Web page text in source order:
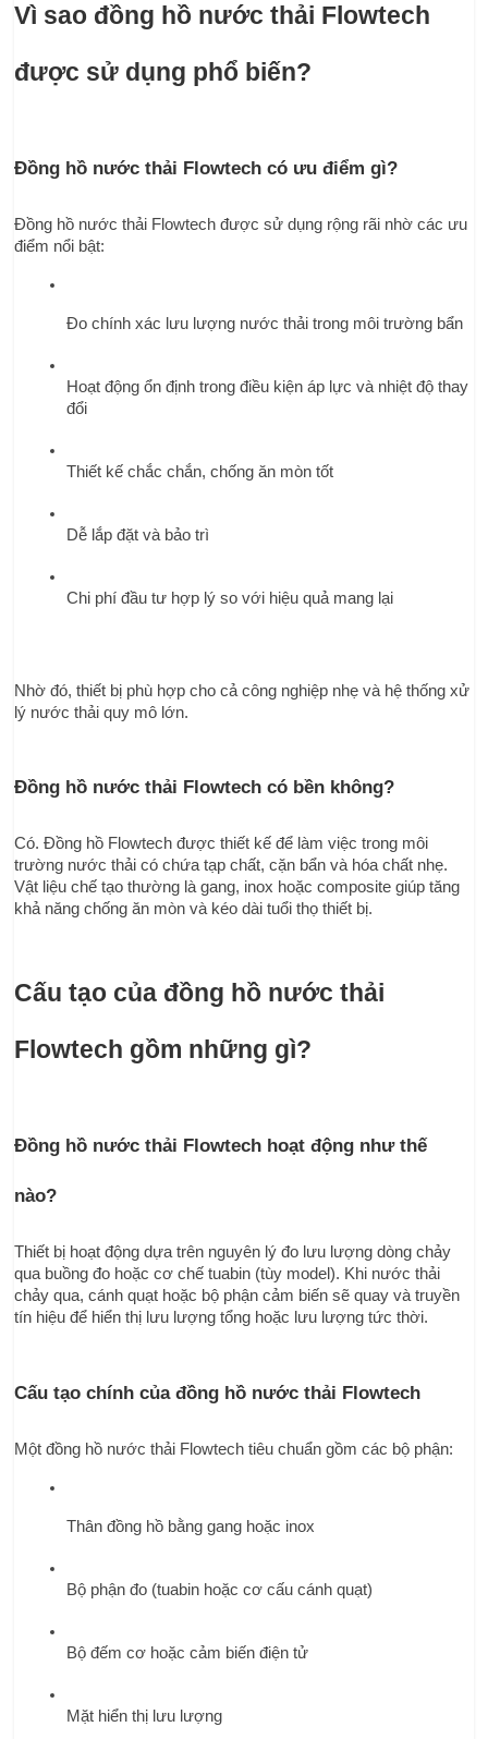
Vì sao đồng hồ nước thải Flowtech
được sử dụng phổ biến?
Đồng hồ nước thải Flowtech có ưu điểm gì?
Đồng hồ nước thải Flowtech được sử dụng rộng rãi nhờ các ưu
điểm nổi bật:
Đo chính xác lưu lượng nước thải trong môi trường bẩn
Hoạt động ổn định trong điều kiện áp lực và nhiệt độ thay
đổi
Thiết kế chắc chắn, chống ăn mòn tốt
Dễ lắp đặt và bảo trì
Chi phí đầu tư hợp lý so với hiệu quả mang lại
Nhờ đó, thiết bị phù hợp cho cả công nghiệp nhẹ và hệ thống xử
lý nước thải quy mô lớn.
Đồng hồ nước thải Flowtech có bền không?
Có. Đồng hồ Flowtech được thiết kế để làm việc trong môi
trường nước thải có chứa tạp chất, cặn bẩn và hóa chất nhẹ.
Vật liệu chế tạo thường là gang, inox hoặc composite giúp tăng
khả năng chống ăn mòn và kéo dài tuổi thọ thiết bị.
Cấu tạo của đồng hồ nước thải
Flowtech gồm những gì?
Đồng hồ nước thải Flowtech hoạt động như thế
nào?
Thiết bị hoạt động dựa trên nguyên lý đo lưu lượng dòng chảy
qua buồng đo hoặc cơ chế tuabin (tùy model). Khi nước thải
chảy qua, cánh quạt hoặc bộ phận cảm biến sẽ quay và truyền
tín hiệu để hiển thị lưu lượng tổng hoặc lưu lượng tức thời.
Cấu tạo chính của đồng hồ nước thải Flowtech
Một đồng hồ nước thải Flowtech tiêu chuẩn gồm các bộ phận:
Thân đồng hồ bằng gang hoặc inox
Bộ phận đo (tuabin hoặc cơ cấu cánh quạt)
Bộ đếm cơ hoặc cảm biến điện tử
Mặt hiển thị lưu lượng